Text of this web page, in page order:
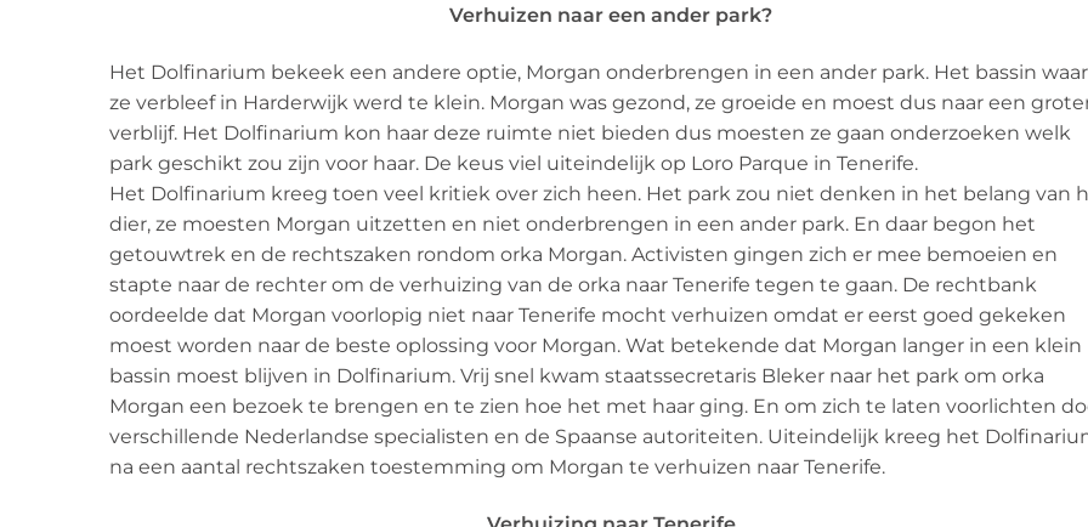
Verhuizen naar een ander park?
Het Dolfinarium bekeek een andere optie, Morgan onderbrengen in een ander park. Het bassin waar
ze verbleef in Harderwijk werd te klein. Morgan was gezond, ze groeide en moest dus naar een
verblijf. Het Dolfinarium kon haar deze ruimte niet bieden dus moesten ze gaan onderzoeken welk
park geschikt zou zijn voor haar. De keus viel uiteindelijk op Loro Parque in Tenerife.
Het Dolfinarium kreeg toen veel kritiek over zich heen. Het park zou niet denken in het belang van
dier, ze moesten Morgan uitzetten en niet onderbrengen in een ander park. En daar begon het
getouwtrek en de rechtszaken rondom orka Morgan. Activisten gingen zich er mee bemoeien en
stapte naar de rechter om de verhuizing van de orka naar Tenerife tegen te gaan. De rechtbank
oordeelde dat Morgan voorlopig niet naar Tenerife mocht verhuizen omdat er eerst goed gekeken
moest worden naar de beste oplossing voor Morgan. Wat betekende dat Morgan langer in een klein
bassin moest blijven in Dolfinarium. Vrij snel kwam staatssecretaris Bleker naar het park om orka
Morgan een bezoek te brengen en te zien hoe het met haar ging. En om zich te laten voorlichten
verschillende Nederlandse specialisten en de Spaanse autoriteiten. Uiteindelijk kreeg het
na een aantal rechtszaken toestemming om Morgan te verhuizen naar Tenerife.